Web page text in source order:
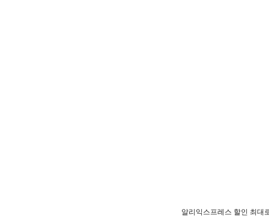
알리익스프레스 할인 최대